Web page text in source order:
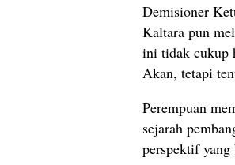
Demisioner
Kaltara pun
ini tidak cukup
Akan, tetapi
Perempuan
sejarah
perspektif yang